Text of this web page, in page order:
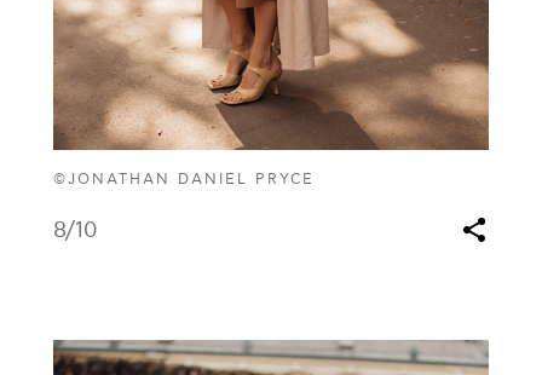
©JONATHAN DANIEL PRYCE
8/10